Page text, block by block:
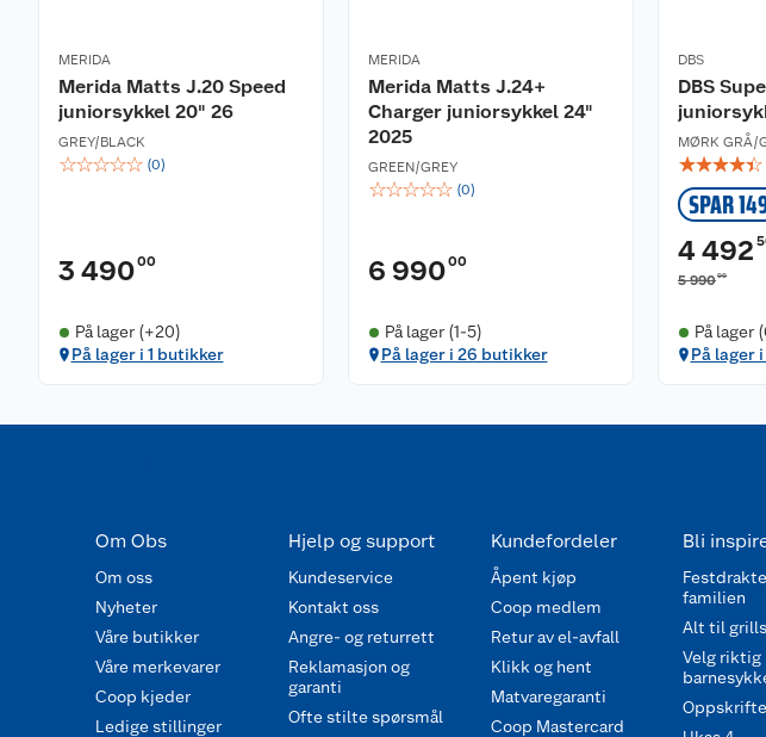
MERIDA
Merida Matts J.20 Speed
juniorsykkel 20" 26
GREY/BLACK
☆☆☆☆☆ (0)
3 49000
På lager (+20)
På lager i 1 butikker
MERIDA
Merida Matts J.24+
Charger juniorsykkel 24"
2025
GREEN/GREY
☆☆☆☆☆ (0)
6 99000
På lager (1-5)
På lager i 26 butikker
DBS
DBS
MØRK GRÅ/
☆☆☆☆☆
SPAR
4 492
5 99000
På lager
På lager
Om Obs
Om oss
Nyheter
Våre butikker
Våre merkevarer
Coop kjeder
Ledige stillinger
Hjelp og support
Kundeservice
Kontakt oss
Angre- og returrett
Reklamasjon og
garanti
Ofte stilte spørsmål
Kundefordeler
Åpent kjøp
Coop medlem
Retur av el-avfall
Klikk og hent
Matvaregaranti
Coop Mastercard
Bli
familien
Alt til
Velg riktig